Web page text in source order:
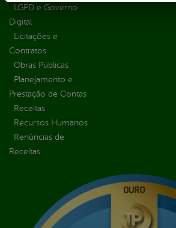
LGPD e Governo
Digital
Licitações e
Contratos
Obras Públicas
Planejamento e
Prestação de Contas
Receitas
Recursos Humanos
Renúncias de
Receitas